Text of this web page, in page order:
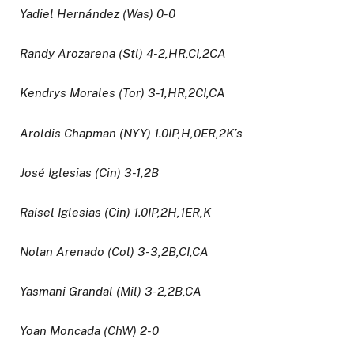
Yadiel Hernández (Was) 0-0
Randy Arozarena (Stl) 4-2,HR,CI,2CA
Kendrys Morales (Tor) 3-1,HR,2CI,CA
Aroldis Chapman (NYY) 1.0IP,H,0ER,2K’s
José Iglesias (Cin) 3-1,2B
Raisel Iglesias (Cin) 1.0IP,2H,1ER,K
Nolan Arenado (Col) 3-3,2B,CI,CA
Yasmani Grandal (Mil) 3-2,2B,CA
Yoan Moncada (ChW) 2-0